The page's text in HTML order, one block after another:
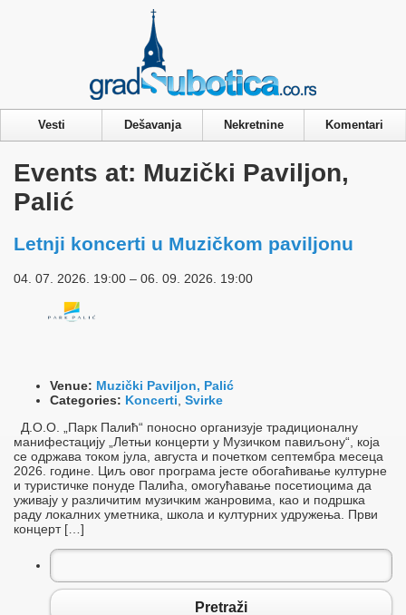
Vesti Dešavanja Nekretnine Komentari
Events at: Muzički Paviljon,
Palić
Letnji koncerti u Muzičkom paviljonu
04. 07. 2026. 19:00 – 06. 09. 2026. 19:00
Venue: Muzički Paviljon, Palić
Categories: Koncerti Svirke
Д.О.О. „Парк Палић“ поносно организује традиционалну
манифестацију „Летњи концерти у Музичком павиљону“, која
се одржава током јула, августа и почетком септембра месеца
2026. године. Циљ овог програма јесте обогаћивање културне
и туристичке понуде Палића, омогућавање посетиоцима да
уживају у различитим музичким жанровима, као и подршка
раду локалних уметника, школа и културних удружења. Први
концерт […]
Pretraga
za:
Pretraži
Privacy & Cookies Policy